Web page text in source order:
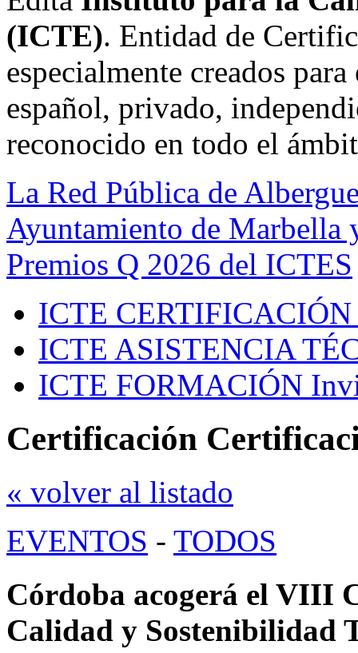
(ICTE). Entidad de
especialmente creados
español, privado,
reconocido en todo el
La Red Pública de
Ayuntamiento de Marbella
Premios Q 2026 del ICTES
ICTE CERTIFICACIÓN
ICTE ASISTENCIA
ICTE FORMACIÓN
Certificación
« volver al listado
EVENTOS - TODOS
Córdoba acogerá el VIII
Calidad y Sostenibilidad